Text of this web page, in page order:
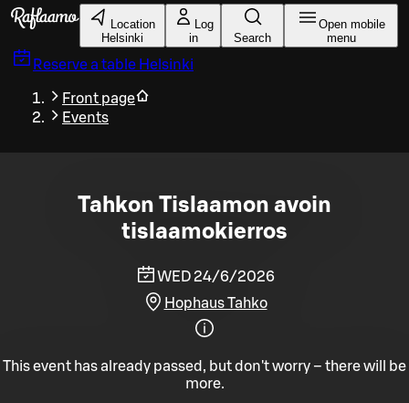
Skip to main content
Location
Helsinki
Log
in
Search
Open mobile
menu
Reserve a table Helsinki
Front page
Events
Tahkon Tislaamon avoin
tislaamokierros
WED 24/6/2026
Hophaus Tahko
This event has already passed, but don't worry – there will be
more.